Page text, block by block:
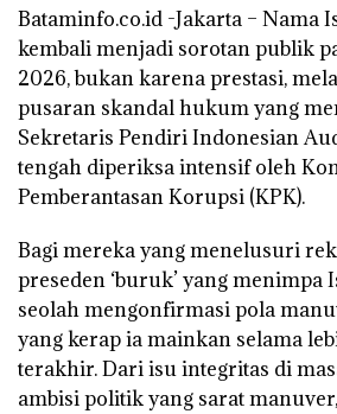
Bataminfo.co.id -Jakarta – Nama
kembali menjadi sorotan publik
2026, bukan karena prestasi,
pusaran skandal hukum yang
Sekretaris Pendiri Indonesian
tengah diperiksa intensif oleh
Pemberantasan Korupsi (KPK).
Bagi mereka yang menelusuri
preseden ‘buruk’ yang menimpa
seolah mengonfirmasi pola
yang kerap ia mainkan selama
terakhir. Dari isu integritas di
ambisi politik yang sarat